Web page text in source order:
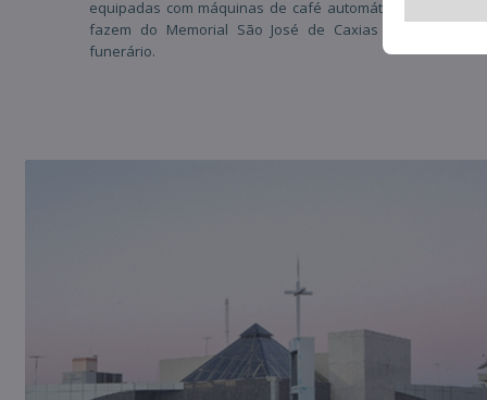
equipadas com máquinas de café automáticas, internet
fazem do Memorial São José de Caxias do Sul a
funerário.